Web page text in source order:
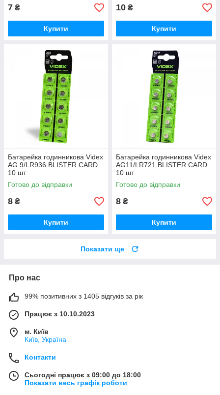
7 ₴
Купити
10 ₴
Купити
Батарейка годинникова Videx
AG 9/LR936 BLISTER CARD
10 шт
Готово до відправки
8 ₴
Купити
Батарейка годинникова Videx
AG11/LR721 BLISTER CARD
10 шт
Готово до відправки
8 ₴
Купити
Показати ще
Про нас
99% позитивних з 1405 відгуків за рік
Працює з 10.10.2023
м. Київ
Київ, Україна
Контакти
Сьогодні працює з 09:00 до 18:00
Показати весь графік роботи